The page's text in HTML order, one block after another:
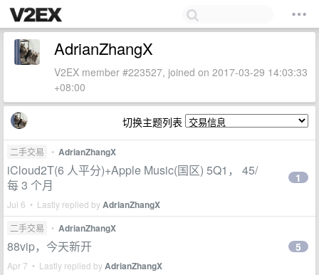
AdrianZhangX
V2EX member #223527, joined on 2017-03-29 14:03:33
+08:00
切换主题列表
二手交易 • AdrianZhangX
iCloud2T(6 人平分)+Apple Music(国区) 5Q1， 45/
每 3 个月
Jul 6 • Lastly replied byAdrianZhangX
1
二手交易 • AdrianZhangX
88vip，今天新开
Apr 7 • Lastly replied byAdrianZhangX
5